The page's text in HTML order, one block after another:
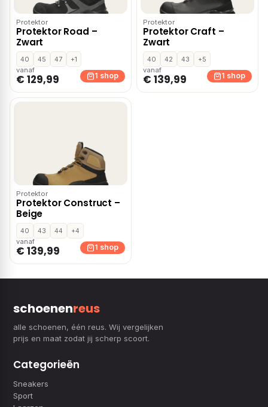
Protektor
Protektor Road –
Zwart
40 45 47
+1
vanaf
€ 129,99 1 shop
Protektor
Protektor Craft –
Zwart
40 42 43
+5
vanaf
€ 139,99 1 shop
Protektor
Protektor Construct –
Beige
40 43 44
+4
vanaf
€ 139,99 1 shop
schoenenreus
alle schoenen, één reus. Wij vergelijken
prijs en maat zodat jij scherp scoort.
Categorieën
Sneakers
Sport